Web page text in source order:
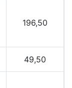
196,50
49,50